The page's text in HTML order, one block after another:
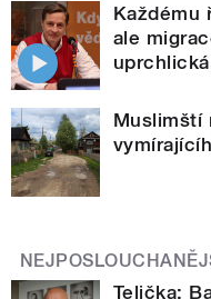
Každému
ale
Muslimští
Telička: